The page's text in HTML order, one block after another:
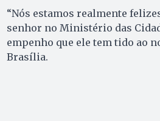
“Nós estamos realmente
senhor no Ministério das
empenho que ele tem tido ao
Brasília.